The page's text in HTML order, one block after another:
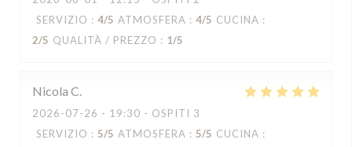
SERVIZIO : 4/5 ATMOSFERA : 4/5 CUCINA :
2/5 QUALITÀ / PREZZO : 1/5
Nicola C
2026-07-26 - 19:30 - OSPITI 3
SERVIZIO : 5/5 ATMOSFERA : 5/5 CUCINA :